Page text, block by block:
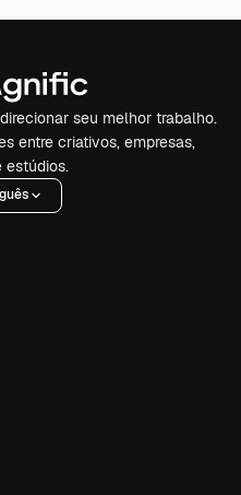
seu melhor trabalho.
entre criativos, empresas,
estúdios.